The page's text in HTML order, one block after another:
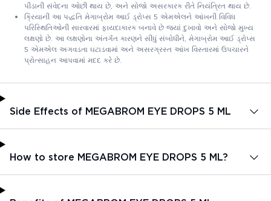
પીડાની સંવેદના ઓછી થાય છે, અને સોજો અસરકારક રીતે નિયંત્રિત થાય છે.
ક્રિયાની આ પદ્ધતિ મેગાબ્રોમ આઈ ડ્રોપ્સ 5 એમએલને આંખની વિવિધ
પરિસ્થિતિઓની સારવારમાં ફાયદાકારક બનાવે છે જ્યાં દુખાવો અને સોજો મુખ્ય
લક્ષણો છે. આ લક્ષણોના અંતર્ગત કારણને સીધું સંબોધીને, મેગાબ્રોમ આઈ ડ્રોપ્સ
5 એમએલ અગવડતા ઘટાડવામાં અને અસરગ્રસ્ત આંખ વિસ્તારમાં ઉપચારને
પ્રોત્સાહન આપવામાં મદદ કરે છે.
Side Effects of MEGABROM EYE DROPS 5 ML
How to store MEGABROM EYE DROPS 5 ML?